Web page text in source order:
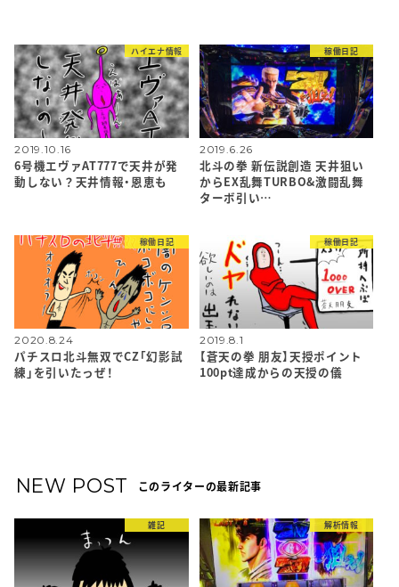
ハイエナ情報
2019.10.16
6号機エヴァAT777で天井が発
動しない？天井情報・恩恵も
稼働日記
2019.6.26
北斗の拳 新伝説創造 天井狙い
からEX乱舞TURBO&激闘乱舞
ターボ引い…
稼働日記
2020.8.24
パチスロ北斗無双でCZ「幻影試
練」を引いたっぜ！
稼働日記
2019.8.1
【蒼天の拳 朋友】天授ポイント
100pt達成からの天授の儀
NEW POST このライターの最新記事
雑記 解析情報